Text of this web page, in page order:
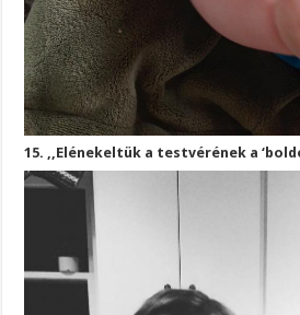
15. ,,Elénekeltük a testvérének a